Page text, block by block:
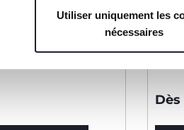
Utiliser uniquement les
nécessaires